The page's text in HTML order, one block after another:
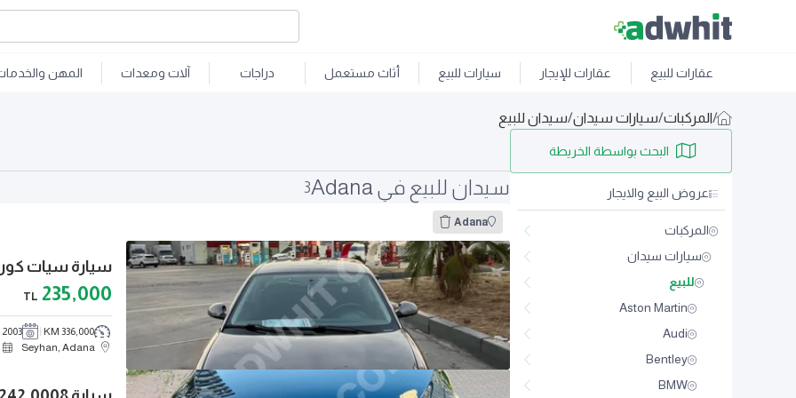
عقارات للبيع عقارات للإيجار سيارات للبيع أثاث مستعمل دراجات آلات ومعدات المهن
/المركبات/سيارات سيدان/سيدان للبيع
البحث بواسطة الخريطة
عروض البيع والايجار
المركبات
سيارات سيدان
للبيع
Aston Martin
Audi
Bentley
BMW
سيدان للبيع في Adana 3
Adana
سيارة سيات
235,000
TL
336,000 KM
2003
Seyhan, Adana